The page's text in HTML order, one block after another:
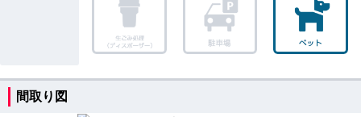
間取り図